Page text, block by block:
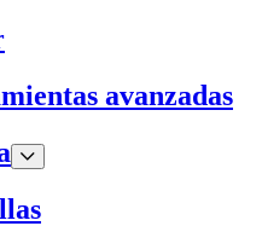
avanzadas